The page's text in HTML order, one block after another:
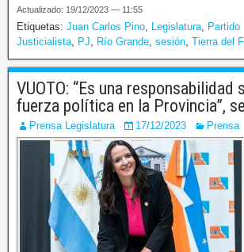
Actualizado: 19/12/2023 — 11:55
Etiquetas: Juan Carlos Pino Legislatura
Partido
Justicialista
PJ Río Grande sesión Tierra del
VUOTO: “Es una responsabilidad
fuerza política en la Provincia”,
Prensa Legislatura 17/12/2023 Prensa